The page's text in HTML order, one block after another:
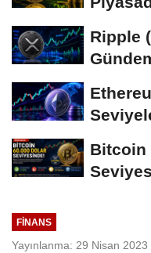
Ripple
Bitcoin
FINANS
Yayınlanma: 29 Nisan